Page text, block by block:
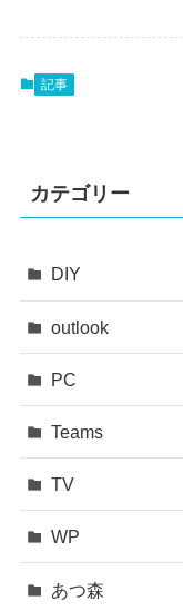
記事
カテゴリー
DIY
outlook
PC
Teams
TV
WP
あつ森